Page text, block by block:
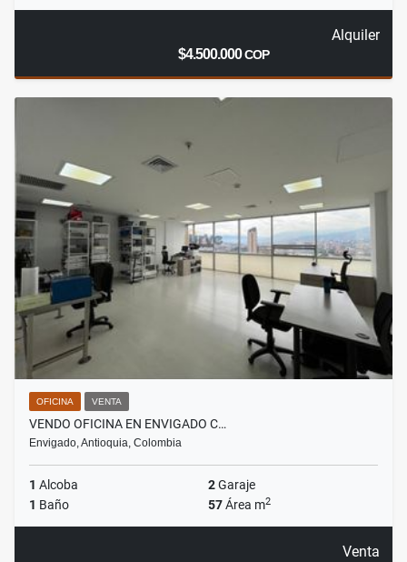
Alquiler
$4.500.000COP
OFICINA VENTA
VENDO OFICINA EN ENVIGADO C…
Envigado, Antioquia, Colombia
1 Alcoba 2Garaje
1 Baño 57Área m2
Venta